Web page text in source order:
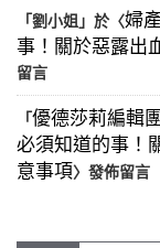
「劉小姐」於〈婦
事！關於惡露出
留言
「優德莎莉編輯
必須知道的事！
意事項〉發佈留言